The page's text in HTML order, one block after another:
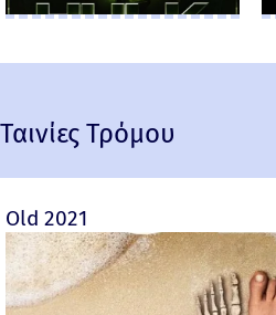
Ταινίες Τρόμου
Old 2021